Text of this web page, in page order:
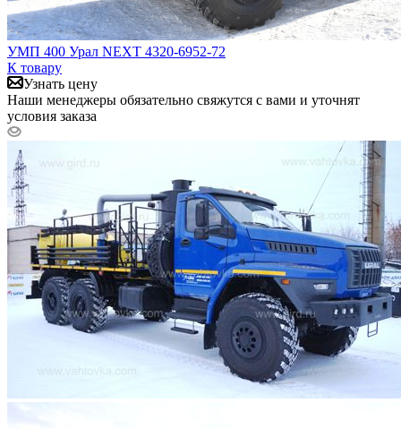
УМП 400 Урал NEXT 4320-6952-72
К товару
Узнать цену
Наши менеджеры обязательно свяжутся с вами и уточнят
условия заказа